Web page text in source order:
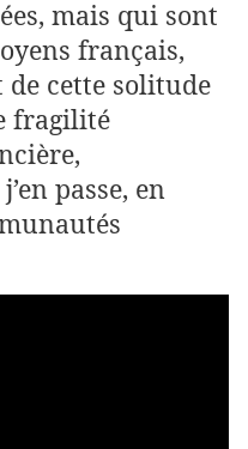
mais qui sont
français,
cette solitude
fragilité
passe, en